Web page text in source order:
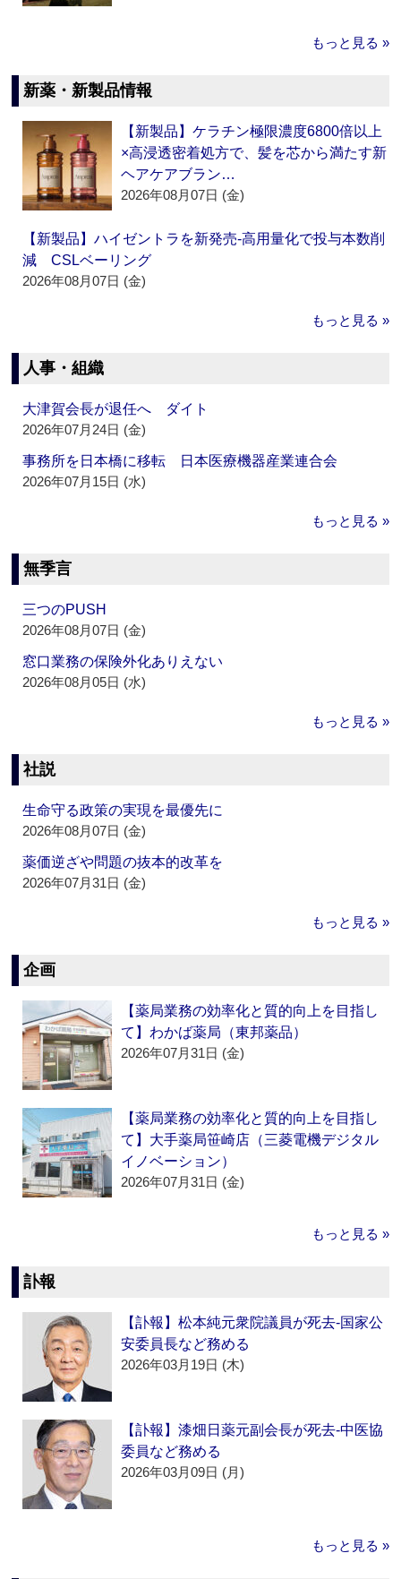
もっと見る »
新薬・新製品情報
【新製品】ケラチン極限濃度6800倍以上
×高浸透密着処方で、髪を芯から満たす新
ヘアケアブラン…
2026年08月07日 (金)
【新製品】ハイゼントラを新発売‐高用量化で投与本数削
減 CSLベーリング
2026年08月07日 (金)
もっと見る »
人事・組織
大津賀会長が退任へ ダイト
2026年07月24日 (金)
事務所を日本橋に移転 日本医療機器産業連合会
2026年07月15日 (水)
もっと見る »
無季言
三つのPUSH
2026年08月07日 (金)
窓口業務の保険外化ありえない
2026年08月05日 (水)
もっと見る »
社説
生命守る政策の実現を最優先に
2026年08月07日 (金)
薬価逆ざや問題の抜本的改革を
2026年07月31日 (金)
もっと見る »
企画
【薬局業務の効率化と質的向上を目指し
て】わかば薬局（東邦薬品）
2026年07月31日 (金)
【薬局業務の効率化と質的向上を目指し
て】大手薬局笹崎店（三菱電機デジタル
イノベーション）
2026年07月31日 (金)
もっと見る »
訃報
【訃報】松本純元衆院議員が死去‐国家公
安委員長など務める
2026年03月19日 (木)
【訃報】漆畑日薬元副会長が死去‐中医協
委員など務める
2026年03月09日 (月)
もっと見る »